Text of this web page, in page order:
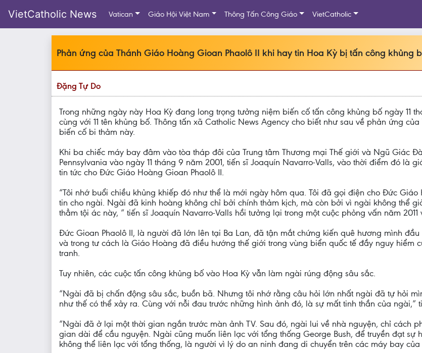
VietCatholic News Vatican Giáo Hội Việt Nam Thông Tấn Công Giáo VietCatholic
Phản ứng của Thánh Giáo Hoàng Gioan Phaolô II khi hay tin Hoa Kỳ bị tấn công khủng
Đặng Tự Do
Trong những ngày này Hoa Kỳ đang long trọng tưởng niệm biến cố tấn công khủng bố ngày 11
cùng với 11 tên khủng bố. Thông tấn xã Catholic News Agency cho biết như sau về phản ứng
biến cố bi thảm này.
Khi ba chiếc máy bay đâm vào tòa tháp đôi của Trung tâm Thương mại Thế giới và Ngũ Giác
Pennsylvania vào ngày 11 tháng 9 năm 2001, tiến sĩ Joaquín Navarro-Valls, vào thời điểm đó là
tin tức cho Đức Giáo Hoàng Gioan Phaolô II.
“Tôi nhớ buổi chiều khủng khiếp đó như thể là mới ngày hôm qua. Tôi đã gọi điện cho Đức
tin cho ngài. Ngài đã kinh hoàng không chỉ bởi chính thảm kịch, mà còn bởi vì ngài không thể
thẳm tội ác này, ” tiến sĩ Joaquín Navarro-Valls hồi tưởng lại trong một cuộc phỏng vấn năm 2011
Đức Gioan Phaolô II, là người đã lớn lên tại Ba Lan, đã tận mắt chứng kiến quê hương mình
và trong tư cách là Giáo Hoàng đã điều hướng thế giới trong vùng biển quốc tế đầy nguy hiểm
tranh.
Tuy nhiên, các cuộc tấn công khủng bố vào Hoa Kỳ vẫn làm ngài rúng động sâu sắc.
“Ngài đã bị chấn động sâu sắc, buồn bã. Nhưng tôi nhớ rằng câu hỏi lớn nhất ngài đã tự hỏi
như thế có thể xảy ra. Cùng với nỗi đau trước những hình ảnh đó, là sự mất tinh thần của ngài,”
“Ngài đã ở lại một thời gian ngắn trước màn ảnh TV. Sau đó, ngài lui về nhà nguyện, chỉ cách
gian dài để cầu nguyện. Ngài cũng muốn liên lạc với tổng thống George Bush, để truyền đạt
không thể liên lạc với tổng thống, là người vì lý do an ninh đang di chuyển trên các máy bay của